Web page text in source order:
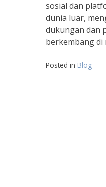
sosial dan
dunia luar,
dukungan dan
berkembang di
Posted in Blog